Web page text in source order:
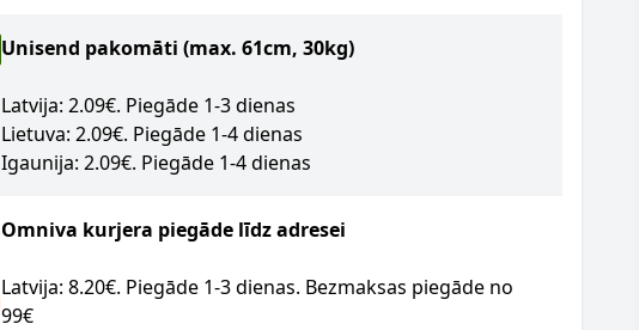
Unisend pakomāti (max. 61cm, 30kg)
Latvija: 2.09€. Piegāde 1-3 dienas
Lietuva: 2.09€. Piegāde 1-4 dienas
Igaunija: 2.09€. Piegāde 1-4 dienas
Omniva kurjera piegāde līdz adresei
Latvija: 8.20€. Piegāde 1-3 dienas. Bezmaksas piegāde no
99€